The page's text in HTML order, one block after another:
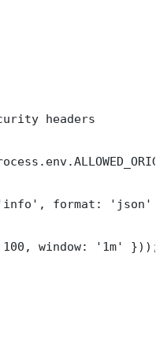
headers
'info', format: 'json'
window: '1m' }));